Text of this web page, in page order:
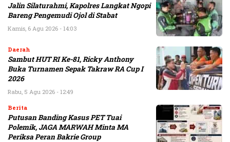
Jalin Silaturahmi, Kapolres Langkat Ngopi
Bareng Pengemudi Ojol di Stabat
Kamis, 6 Agu 2026 - 14:03
Daerah
Sambut HUT RI Ke-81, Ricky Anthony
Buka Turnamen Sepak Takraw RA Cup I
2026
Rabu, 5 Agu 2026 - 12:49
Berita
Putusan Banding Kasus PET Tuai
Polemik, JAGA MARWAH Minta MA
Periksa Peran Bakrie Group